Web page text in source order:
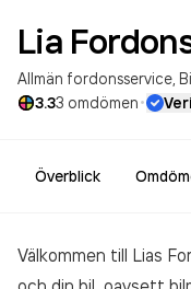
Lia
Allmän fordonsservice
3.33 omdömen·
Överblick
Välkommen till Lias